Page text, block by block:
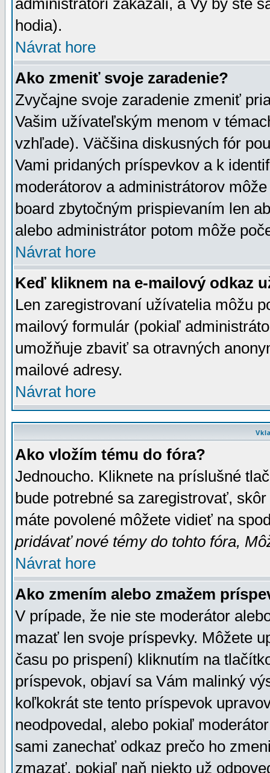
administrátori zakázali, a Vy by ste
hodia).
Návrat hore
Ako zmeniť svoje zaradenie?
Zvyčajne svoje zaradenie zmeniť
Vašim užívateľským menom v
vzhľade). Väčšina diskusných fór
Vami pridaných príspevkov a k
moderátorov a administrátorov
board zbytočným prispievaním len
alebo administrátor potom môže
Návrat hore
Keď kliknem na e-mailový odkaz
Len zaregistrovaní užívatelia môžu
mailový formulár (pokiaľ
umožňuje zbaviť sa otravných
mailové adresy.
Návrat hore
Ako vložím tému do fóra?
Jednoucho. Kliknete na príslušné
bude potrebné sa zaregistrovať,
máte povolené môžete vidieť na
pridávať nové témy do tohto fóra,
Návrat hore
Ako zmením alebo zmažem
V prípade, že nie ste moderátor
mazať len svoje príspevky. Môžete
času po prispení) kliknutím na
príspevok, objaví sa Vám malinký
koľkokrát ste tento príspevok
neodpovedal, alebo pokiaľ
sami zanechať odkaz prečo ho
zmazať, pokiaľ naň niekto už